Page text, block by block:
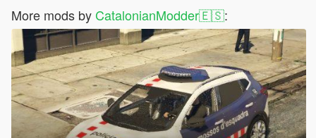
More mods by CatalonianModder🇪🇸: